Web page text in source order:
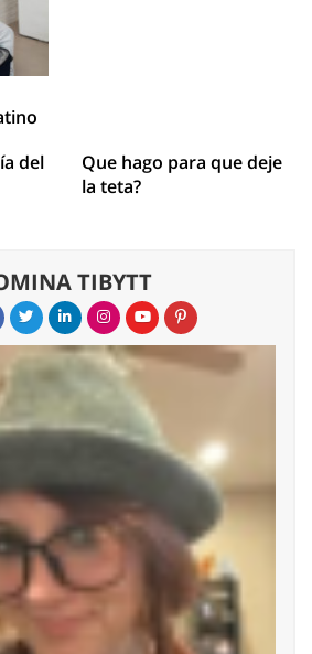
del
Que hago para que deje
la teta?
TIBYTT